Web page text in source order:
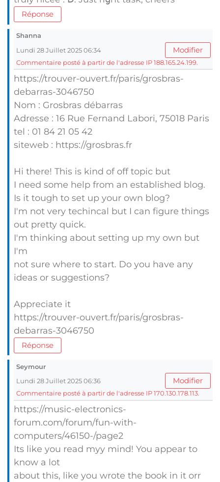
Réponse
Shanna
Lundi 28 Juillet 2025 06:34
Modifier
Commentaire posté à partir de l'adresse IP 188.165.24.199.
https://trouver-ouvert.fr/paris/grosbras-
debarras-3046750
Nom : Grosbras débarras
Adresse : 16 Rue Fernand Labori, 75018 Paris
tel : 01 84 21 05 42
siteweb : https://grosbras.fr
Hi there! This is kind of off topic but
I need some help from an established blog.
Is it tough to set up your own blog?
I'm not very techincal but I can figure things
out pretty quick.
I'm thinking about setting up my own but
I'm
not sure where to start. Do you have any
ideas or suggestions?
Appreciate it
https://trouver-ouvert.fr/paris/grosbras-
debarras-3046750
Réponse
Seymour
Lundi 28 Juillet 2025 06:36
Modifier
Commentaire posté à partir de l'adresse IP 170.130.178.113.
https://music-electronics-
forum.com/forum/fun-with-
computers/46150-/page2
Its like you read myy mind! You appear to
know a lot
about this, like you wrote the book in it orr